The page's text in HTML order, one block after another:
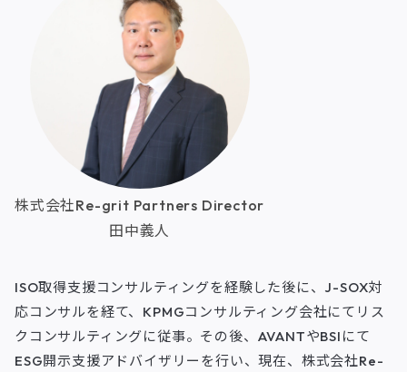
株式会社Re-grit Partners Director
田中義人
ISO取得支援コンサルティングを経験した後に、J-SOX対
応コンサルを経て、KPMGコンサルティング会社にてリス
クコンサルティングに従事。その後、AVANTやBSIにて
ESG開示支援アドバイザリーを行い、現在、株式会社Re-